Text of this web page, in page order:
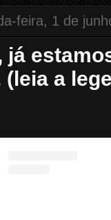
feira, 1 de
já
(leia a